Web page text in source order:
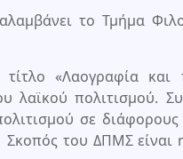
το Τμήμα
«Λαογραφία και
λαϊκού πολιτισμού.
σε
Σκοπός του ΔΠΜΣ είναι